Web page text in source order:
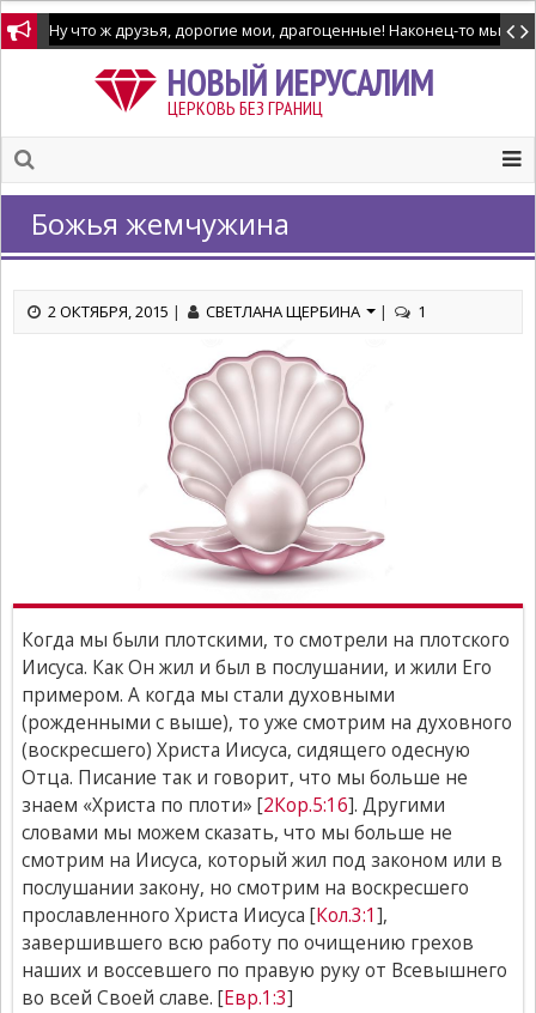
НОВЫЙ ИЕРУСАЛИМ
ЦЕРКОВЬ БЕЗ ГРАНИЦ
Божья жемчужина
2 ОКТЯБРЯ, 2015 | СВЕТЛАНА ЩЕРБИНА | 1
Когда мы были плотскими, то смотрели на плотского
Иисуса. Как Он жил и был в послушании, и жили Его
примером. А когда мы стали духовными
(рожденными с выше), то уже смотрим на духовного
(воскресшего) Христа Иисуса, сидящего одесную
Отца. Писание так и говорит, что мы больше не
знаем «Христа по плоти» [2Кор.5:16]. Другими
словами мы можем сказать, что мы больше не
смотрим на Иисуса, который жил под законом или в
послушании закону, но смотрим на воскресшего
прославленного Христа Иисуса [Кол.3:1],
завершившего всю работу по очищению грехов
наших и воссевшего по правую руку от Всевышнего
во всей Своей славе. [Евр.1:3]